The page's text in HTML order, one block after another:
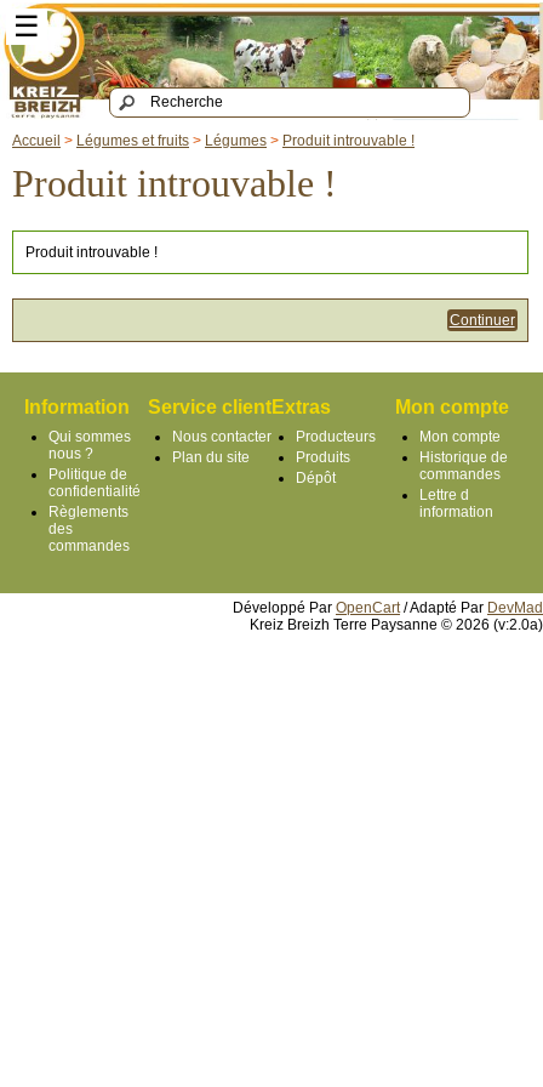
☰
Accueil > Légumes et fruits > Légumes > Produit introuvable !
Produit introuvable !
Produit introuvable !
Continuer
Information
Qui sommes
nous ?
Politique de
confidentialité
Règlements
des
commandes
Service client
Nous contacter
Plan du site
Extras
Producteurs
Produits
Dépôt
Mon compte
Mon compte
Historique de
commandes
Lettre d
information
Développé Par OpenCart / Adapté Par DevMad
Kreiz Breizh Terre Paysanne © 2026 (v:2.0a)